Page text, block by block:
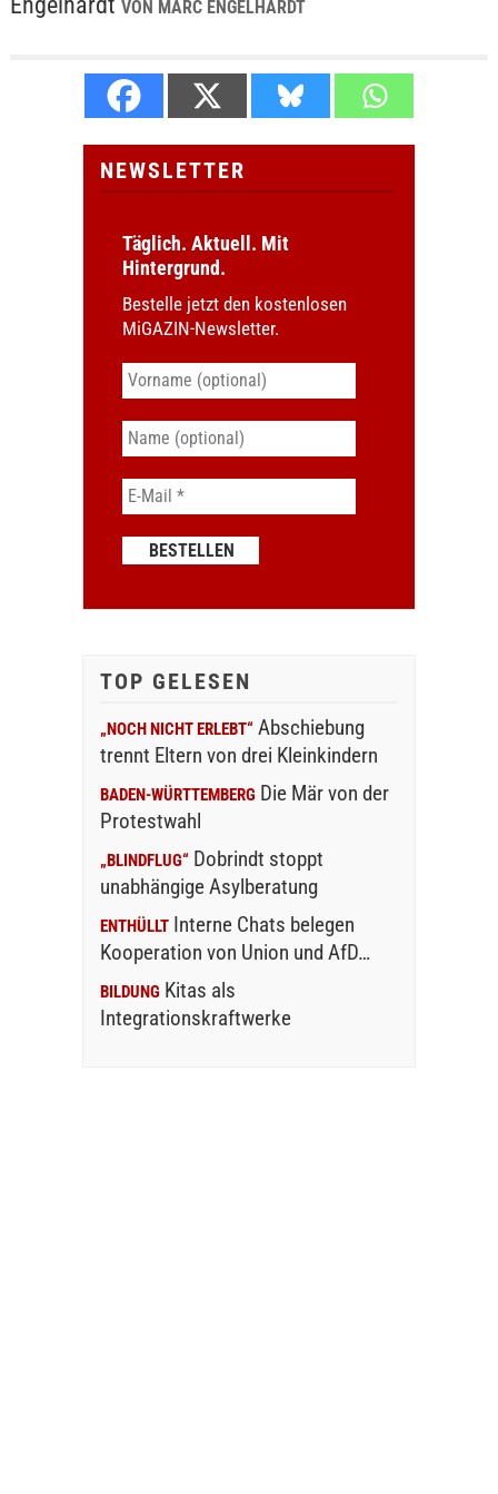
VON MARC ENGELHARDT
NEWSLETTER
Täglich. Aktuell. Mit
Hintergrund.
Bestelle jetzt den kostenlosen
MiGAZIN-Newsletter.
TOP GELESEN
„NOCH NICHT ERLEBT“ Abschiebung
trennt Eltern von drei Kleinkindern
BADEN-WÜRTTEMBERG Die Mär von der
Protestwahl
„BLINDFLUG“ Dobrindt stoppt
unabhängige Asylberatung
ENTHÜLLT Interne Chats belegen
Kooperation von Union und AfD…
BILDUNG Kitas als
Integrationskraftwerke